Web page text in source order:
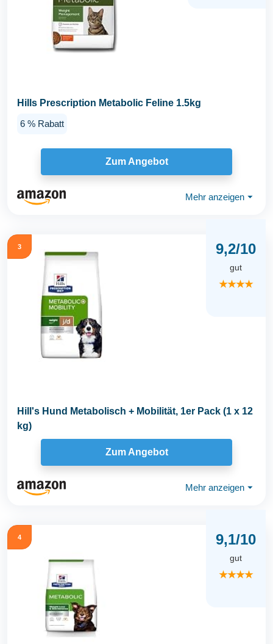
Hills Prescription Metabolic Feline 1.5kg
6 % Rabatt
Zum Angebot
Mehr anzeigen ⏷
3 9,2/10
gut
★★★★
Hill's Hund Metabolisch + Mobilität, 1er Pack (1 x 12
kg)
Zum Angebot
Mehr anzeigen ⏷
4 9,1/10
gut
★★★★